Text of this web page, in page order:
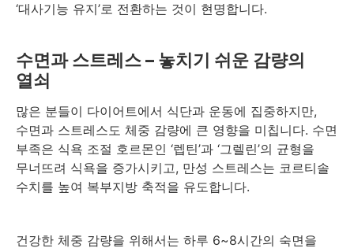
‘대사기능 유지’로 전환하는 것이 현명합니다.
수면과 스트레스 – 놓치기 쉬운 감량의
열쇠
많은 분들이 다이어트에서 식단과 운동에 집중하지만,
수면과 스트레스도 체중 감량에 큰 영향을 미칩니다. 수면
부족은 식욕 조절 호르몬인 ‘렙틴’과 ‘그렐린’의 균형을
무너뜨려 식욕을 증가시키고, 만성 스트레스는 코르티솔
수치를 높여 복부지방 축적을 유도합니다.
건강한 체중 감량을 위해서는 하루 6~8시간의 숙면을